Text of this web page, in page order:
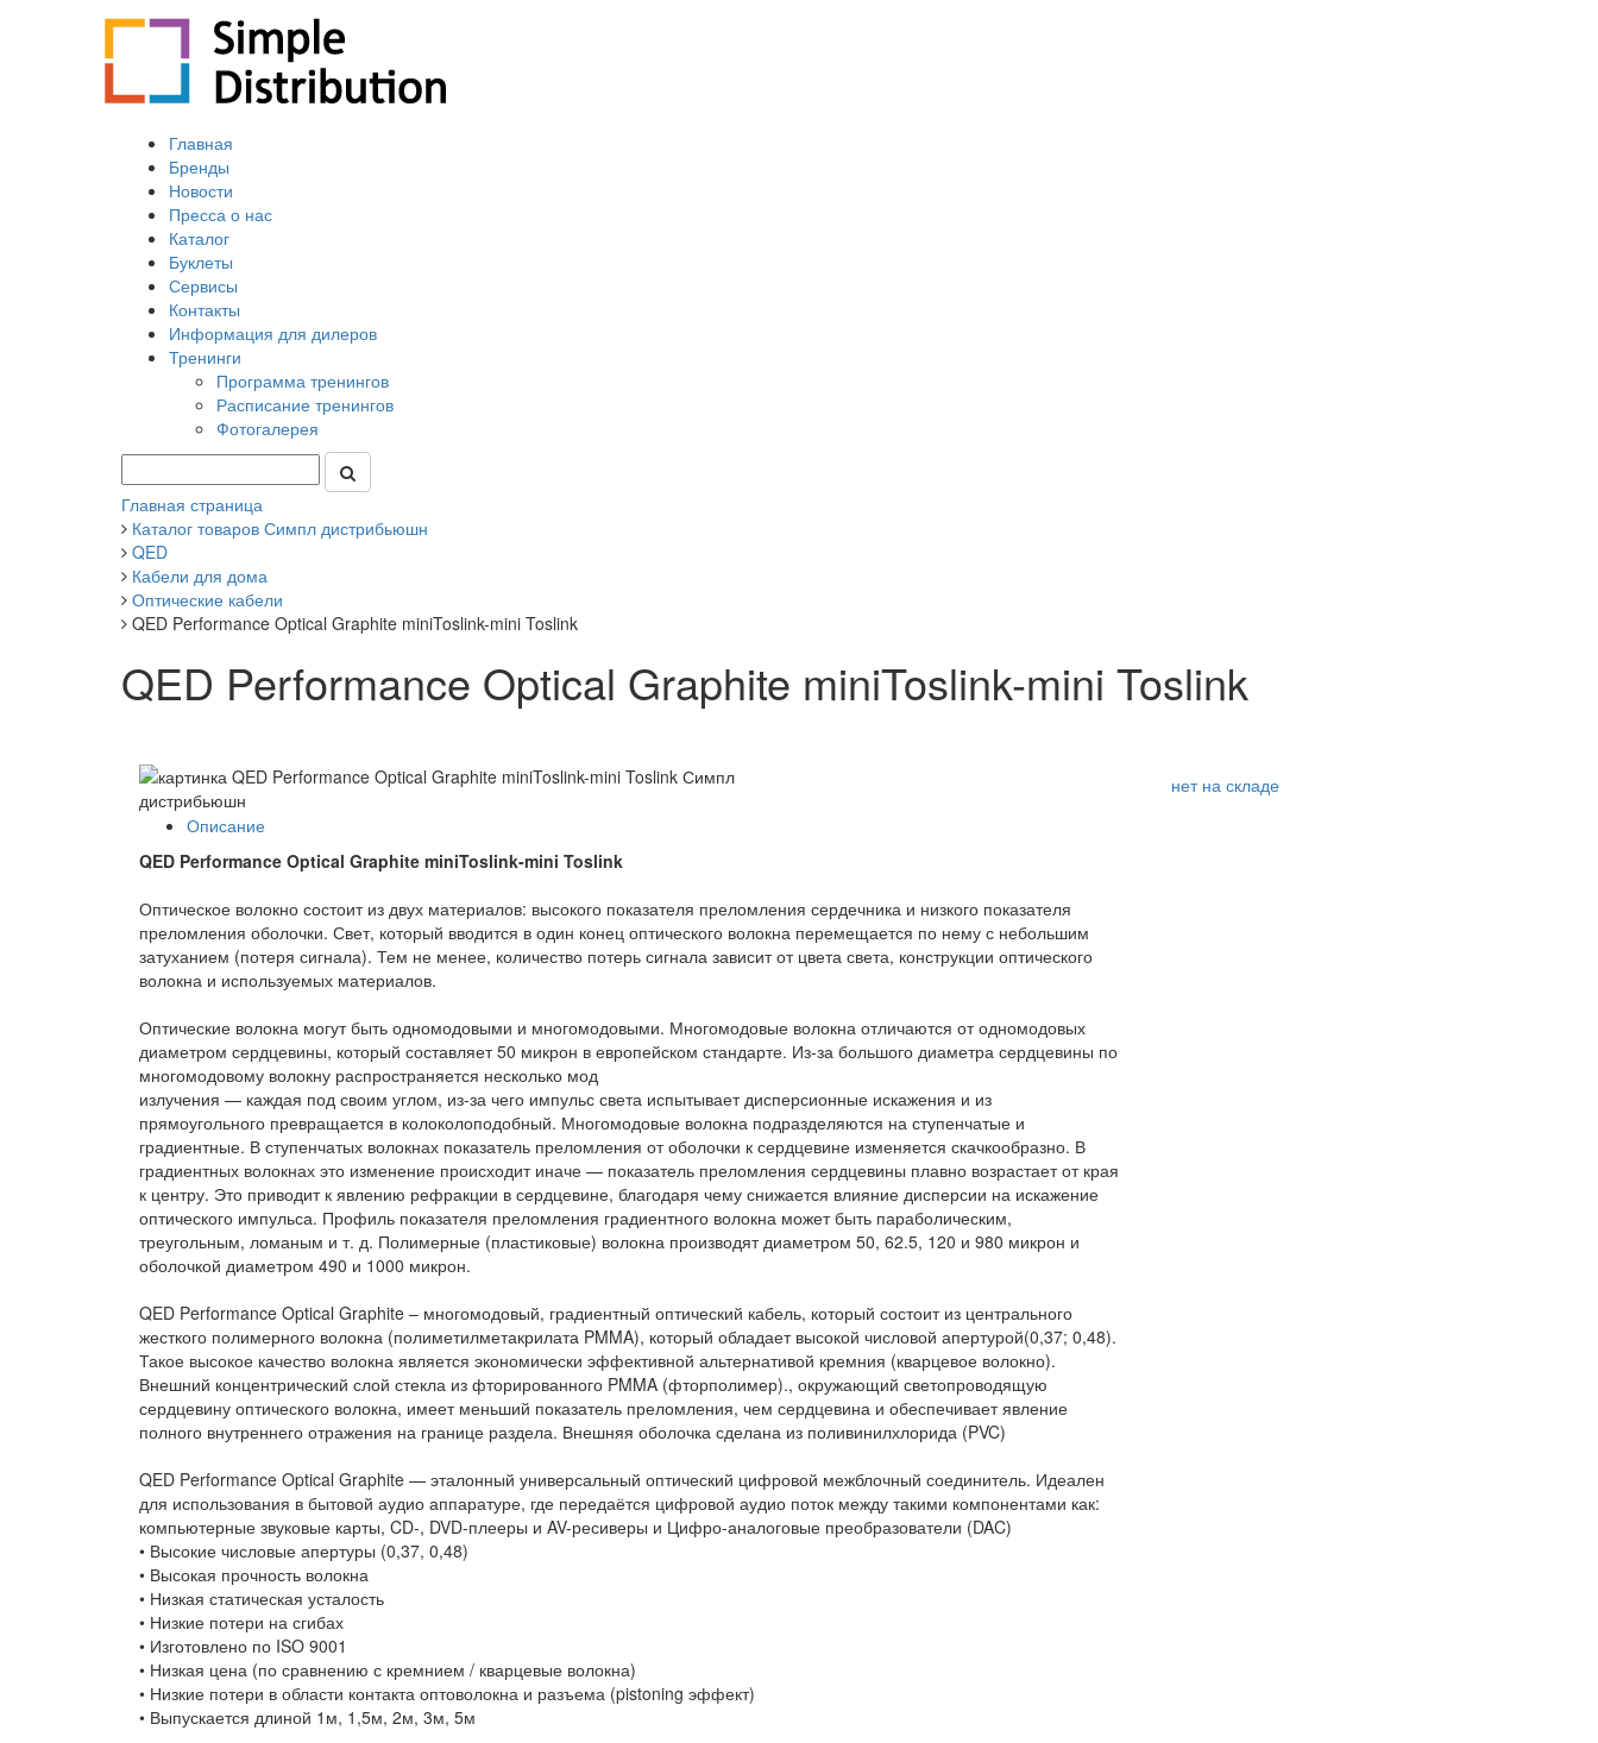
Главная
Бренды
Новости
Пресса о нас
Каталог
Буклеты
Сервисы
Контакты
Информация для дилеров
Тренинги
Программа тренингов
Расписание тренингов
Фотогалерея
Главная страница
Каталог товаров Симпл дистрибьюшн
QED
Кабели для дома
Оптические кабели
QED Performance Optical Graphite miniToslink-mini Toslink
QED Performance Optical Graphite miniToslink-mini Toslink
нет на складе
Описание
QED Performance Optical Graphite miniToslink-mini Toslink
Оптическое волокно состоит из двух материалов: высокого показателя преломления сердечника и низкого показателя
преломления оболочки. Свет, который вводится в один конец оптического волокна перемещается по нему с небольшим
затуханием (потеря сигнала). Тем не менее, количество потерь сигнала зависит от цвета света, конструкции оптического
волокна и используемых материалов.
Оптические волокна могут быть одномодовыми и многомодовыми. Многомодовые волокна отличаются от одномодовых
диаметром сердцевины, который составляет 50 микрон в европейском стандарте. Из-за большого диаметра сердцевины по
многомодовому волокну распространяется несколько мод
излучения — каждая под своим углом, из-за чего импульс света испытывает дисперсионные искажения и из
прямоугольного превращается в колоколоподобный. Многомодовые волокна подразделяются на ступенчатые и
градиентные. В ступенчатых волокнах показатель преломления от оболочки к сердцевине изменяется скачкообразно. В
градиентных волокнах это изменение происходит иначе — показатель преломления сердцевины плавно возрастает от края
к центру. Это приводит к явлению рефракции в сердцевине, благодаря чему снижается влияние дисперсии на искажение
оптического импульса. Профиль показателя преломления градиентного волокна может быть параболическим,
треугольным, ломаным и т. д. Полимерные (пластиковые) волокна производят диаметром 50, 62.5, 120 и 980 микрон и
оболочкой диаметром 490 и 1000 микрон.
QED Performance Optical Graphite – многомодовый, градиентный оптический кабель, который состоит из центрального
жесткого полимерного волокна (полиметилметакрилата PMMA), который обладает высокой числовой апертурой(0,37; 0,48).
Такое высокое качество волокна является экономически эффективной альтернативой кремния (кварцевое волокно).
Внешний концентрический слой стекла из фторированного PMMA (фторполимер)., окружающий светопроводящую
сердцевину оптического волокна, имеет меньший показатель преломления, чем сердцевина и обеспечивает явление
полного внутреннего отражения на границе раздела. Внешняя оболочка сделана из поливинилхлорида (PVC)
QED Performance Optical Graphite — эталонный универсальный оптический цифровой межблочный соединитель. Идеален
для использования в бытовой аудио аппаратуре, где передаётся цифровой аудио поток между такими компонентами как:
компьютерные звуковые карты, CD-, DVD-плееры и AV-ресиверы и Цифро-аналоговые преобразователи (DAC)
• Высокие числовые апертуры (0,37, 0,48)
• Высокая прочность волокна
• Низкая статическая усталость
• Низкие потери на сгибах
• Изготовлено по ISO 9001
• Низкая цена (по сравнению с кремнием / кварцевые волокна)
• Низкие потери в области контакта оптоволокна и разъема (pistoning эффект)
• Выпускается длиной 1м, 1,5м, 2м, 3м, 5м